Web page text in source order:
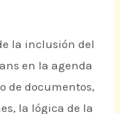
la inclusión del
en la agenda
de documentos,
la lógica de la